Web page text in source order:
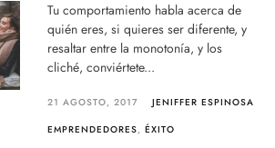
Tu comportamiento habla acerca de
quién eres, si quieres ser diferente, y
resaltar entre la monotonía, y los
cliché, conviértete...
21 AGOSTO, 2017
JENIFFER ESPINOSA
EMPRENDEDORES,ÉXITO